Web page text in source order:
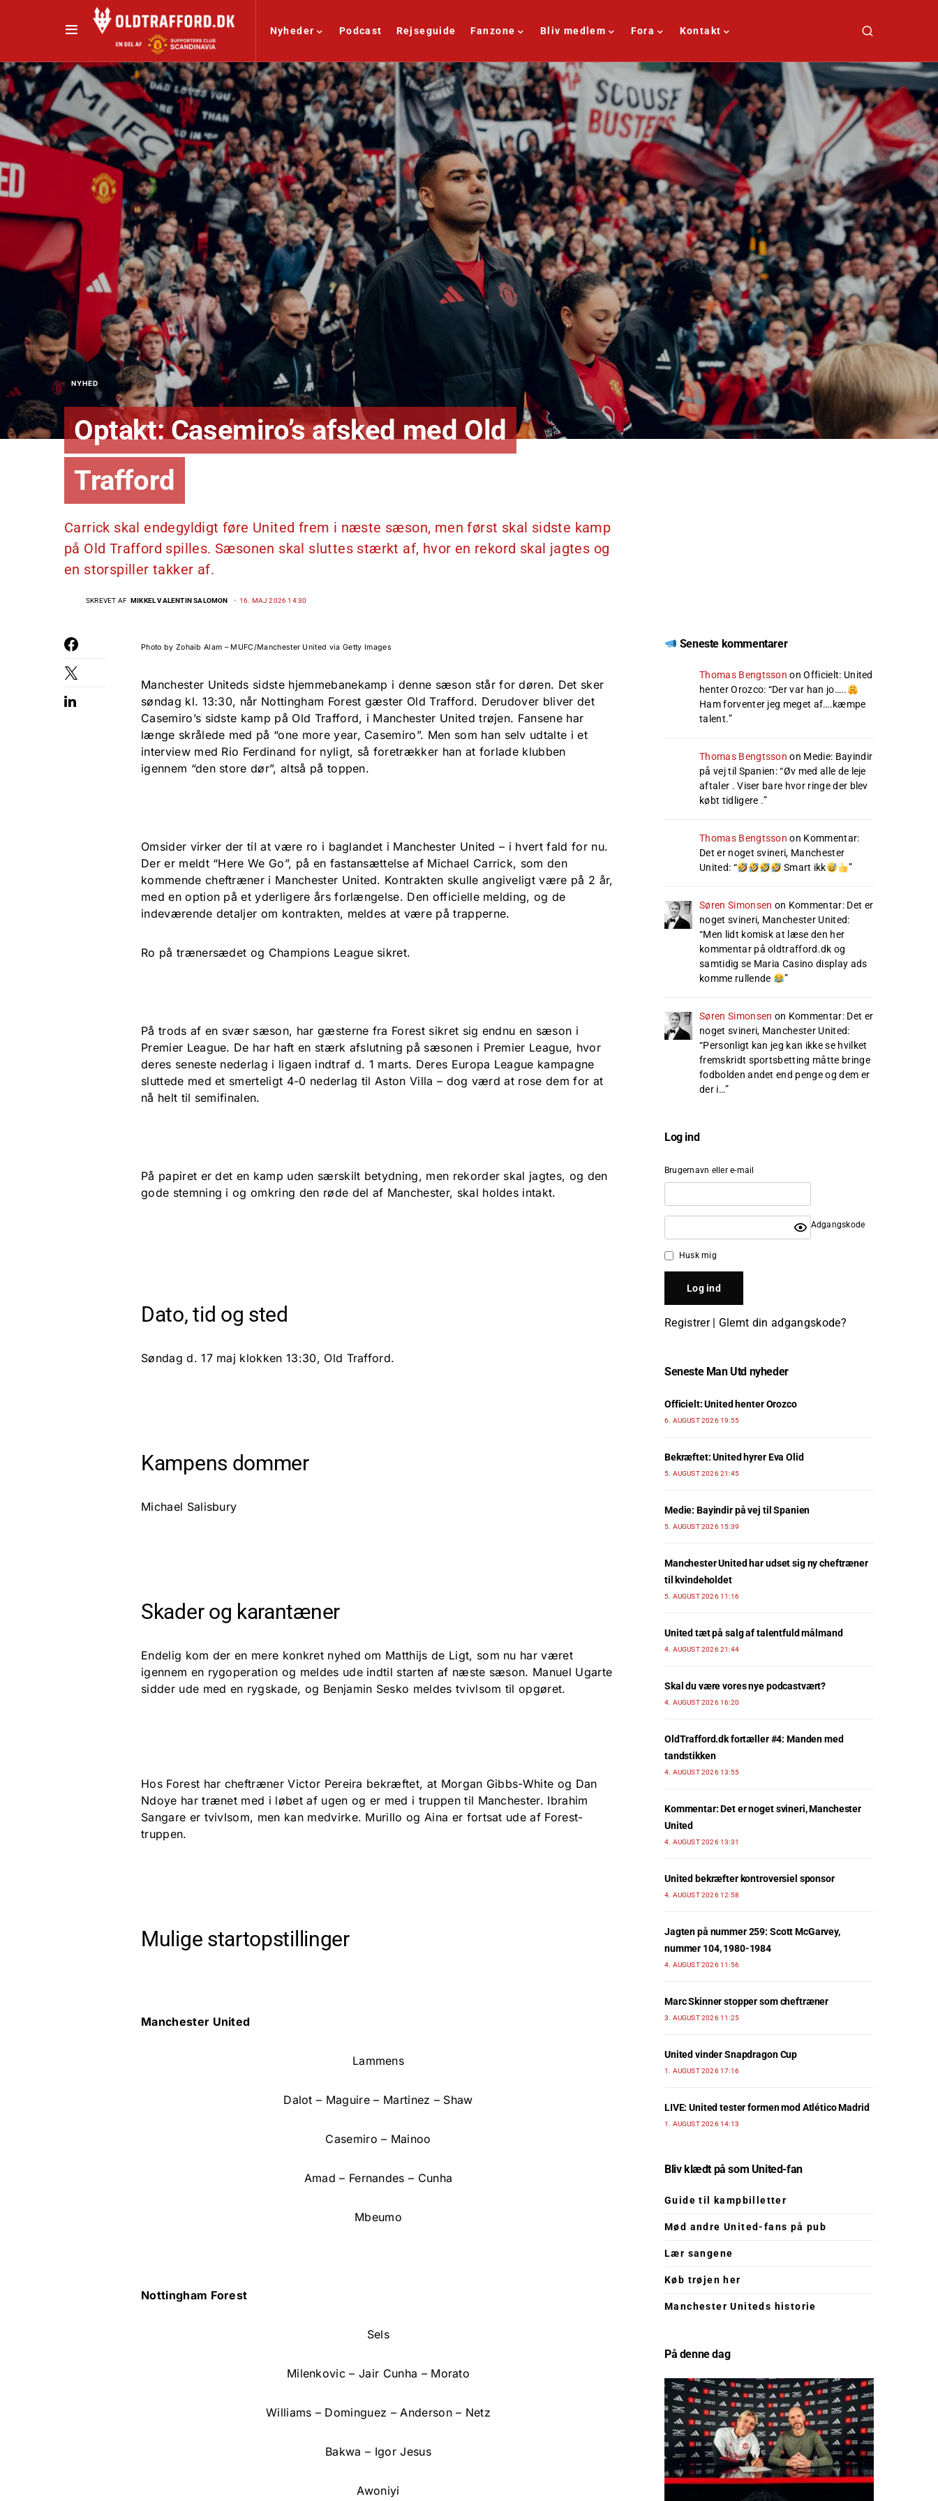
Nyheder Podcast Rejseguide Fanzone Bliv medlem Fora Kontakt
NYHED
Optakt: Casemiro’s afsked med Old
Trafford
Carrick skal endegyldigt føre United frem i næste sæson, men først skal sidste kamp
på Old Trafford spilles. Sæsonen skal sluttes stærkt af, hvor en rekord skal jagtes og
en storspiller takker af.
SKREVET AF MIKKEL VALENTIN SALOMON 16. MAJ 2026 14:30
Photo by Zohaib Alam – MUFC/Manchester United via Getty Images
Manchester Uniteds sidste hjemmebanekamp i denne sæson står for døren. Det sker
søndag kl. 13:30, når Nottingham Forest gæster Old Trafford. Derudover bliver det
Casemiro’s sidste kamp på Old Trafford, i Manchester United trøjen. Fansene har
længe skrålede med på “one more year, Casemiro”. Men som han selv udtalte i et
interview med Rio Ferdinand for nyligt, så foretrækker han at forlade klubben
igennem “den store dør”, altså på toppen.
Omsider virker der til at være ro i baglandet i Manchester United – i hvert fald for nu.
Der er meldt “Here We Go”, på en fastansættelse af Michael Carrick, som den
kommende cheftræner i Manchester United. Kontrakten skulle angiveligt være på 2 år,
med en option på et yderligere års forlængelse. Den officielle melding, og de
indeværende detaljer om kontrakten, meldes at være på trapperne.
Ro på trænersædet og Champions League sikret.
På trods af en svær sæson, har gæsterne fra Forest sikret sig endnu en sæson i
Premier League. De har haft en stærk afslutning på sæsonen i Premier League, hvor
deres seneste nederlag i ligaen indtraf d. 1 marts. Deres Europa League kampagne
sluttede med et smerteligt 4-0 nederlag til Aston Villa – dog værd at rose dem for at
nå helt til semifinalen.
På papiret er det en kamp uden særskilt betydning, men rekorder skal jagtes, og den
gode stemning i og omkring den røde del af Manchester, skal holdes intakt.
Dato, tid og sted
Søndag d. 17 maj klokken 13:30, Old Trafford.
Kampens dommer
Michael Salisbury
Skader og karantæner
Endelig kom der en mere konkret nyhed om Matthijs de Ligt, som nu har været
igennem en rygoperation og meldes ude indtil starten af næste sæson. Manuel Ugarte
sidder ude med en rygskade, og Benjamin Sesko meldes tvivlsom til opgøret.
Hos Forest har cheftræner Victor Pereira bekræftet, at Morgan Gibbs-White og Dan
Ndoye har trænet med i løbet af ugen og er med i truppen til Manchester. Ibrahim
Sangare er tvivlsom, men kan medvirke. Murillo og Aina er fortsat ude af Forest-
truppen.
Mulige startopstillinger
Manchester United
Lammens
Dalot – Maguire – Martinez – Shaw
Casemiro – Mainoo
Amad – Fernandes – Cunha
Mbeumo
Nottingham Forest
Sels
Milenkovic – Jair Cunha – Morato
Williams – Dominguez – Anderson – Netz
Bakwa – Igor Jesus
Awoniyi
Seneste kommentarer
Thomas Bengtsson onOfficielt: United
henter Orozco: “Der var han jo…..
Ham forventer jeg meget af….kæmpe
talent.”
Thomas Bengtsson on Medie: Bayindir
på vej til Spanien: “Øv med alle de leje
aftaler . Viser bare hvor ringe der blev
købt tidligere .”
Thomas Bengtsson on Kommentar:
Det er noget svineri, Manchester
United: “ Smart ikk ”
Søren Simonsen on Kommentar: Det er
noget svineri, Manchester United:
“Men lidt komisk at læse den her
kommentar på oldtrafford.dk og
samtidig se Maria Casino display ads
komme rullende
”
Søren Simonsen on Kommentar: Det er
noget svineri, Manchester United:
“Personligt kan jeg kan ikke se hvilket
fremskridt sportsbetting måtte bringe
fodbolden andet end penge og dem er
der i…”
Log ind
Brugernavn eller e-mail
Adgangskode
Husk mig
Registrer| Glemt din adgangskode?
Seneste Man Utd nyheder
Officielt: United henter Orozco
6. AUGUST 2026 19:55
Bekræftet: United hyrer Eva Olid
5. AUGUST 2026 21:45
Medie: Bayindir på vej til Spanien
5. AUGUST 2026 15:39
Manchester United har udset sig ny cheftræner
til kvindeholdet
5. AUGUST 2026 11:16
United tæt på salg af talentfuld målmand
4. AUGUST 2026 21:44
Skal du være vores nye podcastvært?
4. AUGUST 2026 16:20
OldTrafford.dk fortæller #4: Manden med
tandstikken
4. AUGUST 2026 13:55
Kommentar: Det er noget svineri, Manchester
United
4. AUGUST 2026 13:31
United bekræfter kontroversiel sponsor
4. AUGUST 2026 12:58
Jagten på nummer 259: Scott McGarvey,
nummer 104, 1980-1984
4. AUGUST 2026 11:56
Marc Skinner stopper som cheftræner
3. AUGUST 2026 11:25
United vinder Snapdragon Cup
1. AUGUST 2026 17:16
LIVE: United tester formen mod Atlético Madrid
1. AUGUST 2026 14:13
Bliv klædt på som United-fan
Guide til kampbilletter
Mød andre United-fans på pub
Lær sangene
Køb trøjen her
Manchester Uniteds historie
På denne dag